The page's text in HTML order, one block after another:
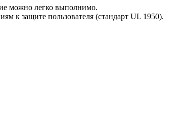
можно легко выполнимо.
к защите пользователя (стандарт UL 1950).